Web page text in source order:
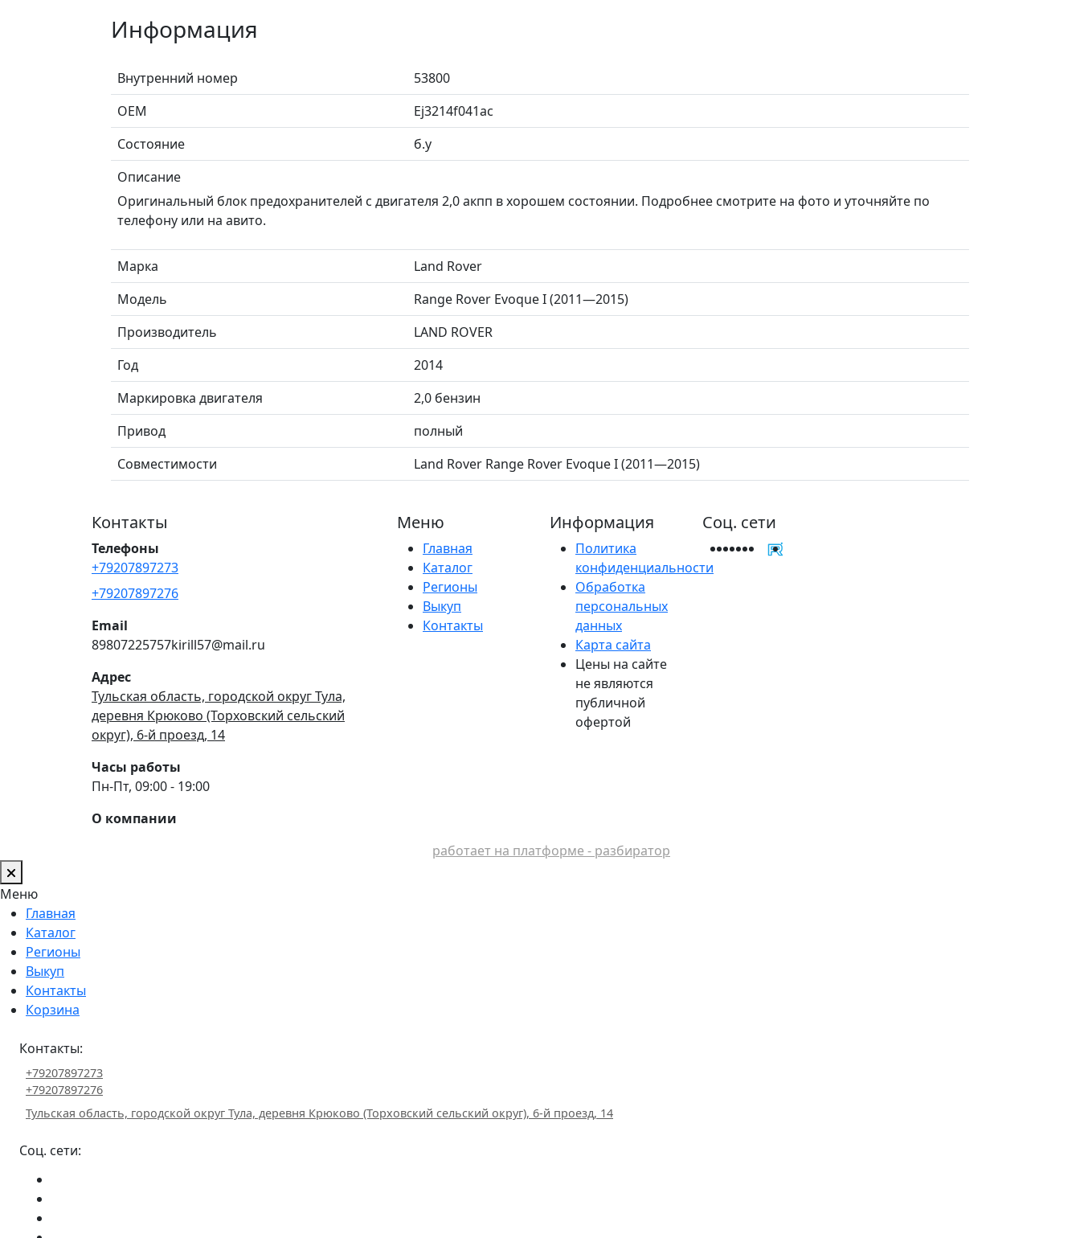
Информация
Внутренний номер
53800
ОЕМ
Ej3214f041ac
Состояние
б.у
Описание
Оригинальный блок предохранителей с двигателя 2,0 акпп в хорошем состоянии. Подробнее смотрите на фото и уточняйте по
телефону или на авито.
Марка
Land Rover
Модель
Range Rover Evoque I (2011—2015)
Производитель
LAND ROVER
Год
2014
Маркировка двигателя
2,0 бензин
Привод
полный
Совместимости
Land Rover Range Rover Evoque I (2011—2015)
Контакты
Телефоны
+79207897273
+79207897276
Email
89807225757kirill57@mail.ru
Адрес
Тульская область, городской округ Тула,
деревня Крюково (Торховский сельский
округ), 6-й проезд, 14
Часы работы
Пн-Пт, 09:00 - 19:00
О компании
Меню
Главная
Каталог
Регионы
Выкуп
Контакты
Информация
Политика
конфиденциальности
Обработка
персональных
данных
Карта сайта
Цены на сайте
не являются
публичной
офертой
Соц. сети
работает на платформе - разбиратор
Меню
Главная
Каталог
Регионы
Выкуп
Контакты
Корзина
Контакты:
+79207897273
+79207897276
Тульская область, городской округ Тула, деревня Крюково (Торховский сельский округ), 6-й проезд, 14
Соц. сети: